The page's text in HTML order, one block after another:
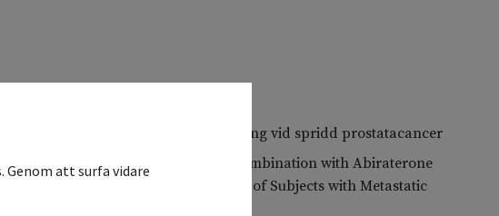
och prednisolon för behandling vid spridd prostatacancer
blind Study of Niraparib in Combination with Abiraterone
and Prednisone for Treatment of Subjects with Metastatic
Genom att surfa vidare